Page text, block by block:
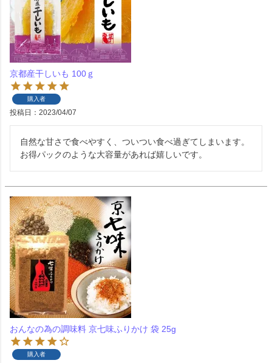
京都産干しいも 100ｇ
購入者
投稿日 2023/04/07
自然な甘さで食べやすく、ついつい食べ過ぎてしまいます。
お得パックのような大容量があれば嬉しいです。
おんなの為の調味料 京七味ふりかけ 袋 25g
購入者